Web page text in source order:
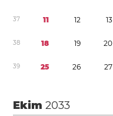
37 11 12 13
38 18 19 20
39 25 26 27
Ekim2033